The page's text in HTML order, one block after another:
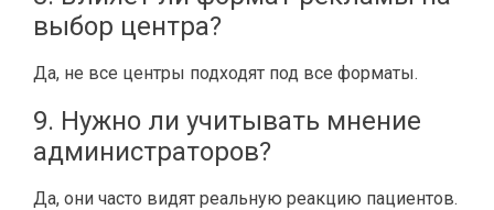
выбор центра?
Да, не все центры подходят под все форматы.
9. Нужно ли учитывать мнение
администраторов?
Да, они часто видят реальную реакцию пациентов.